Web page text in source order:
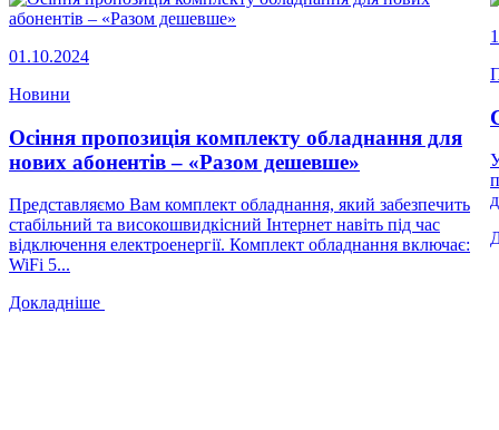
01.10.2024
Новини
Осіння пропозиція комплекту обладнання для
нових абонентів – «Разом дешевше»
Представляємо Вам комплект обладнання, який забезпечить
стабільний та високошвидкісний Інтернет навіть під час
відключення електроенергії. Комплект обладнання включає:
WiFi 5...
Докладніше